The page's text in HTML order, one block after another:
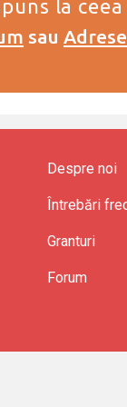
la ceea
sau
Despre noi
Întrebări
Granturi
Forum